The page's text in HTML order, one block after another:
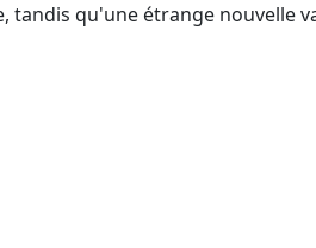
qu'une étrange nouvelle